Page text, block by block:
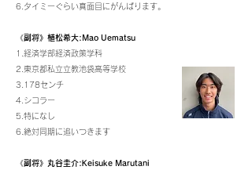
6.タイミーぐらい真面目にがんばります。
《副将》植松希大:Mao Uematsu
1.経済学部経済政策学科
2.東京都私立立教池袋高等学校
3.178センチ
4.シコラー
5.特になし
6.絶対同期に追いつきます
《副将》丸谷圭介:Keisuke Marutani